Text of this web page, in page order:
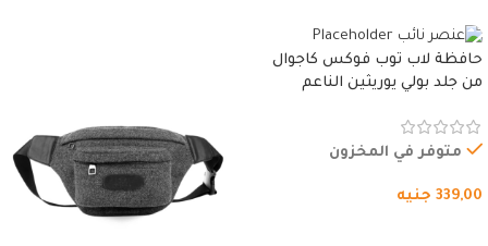
حافظة لاب توب فوكس كاجوال
من جلد بولي يوريثين الناعم
وسوستة.
متوفر في المخزون
339,00 جنيه